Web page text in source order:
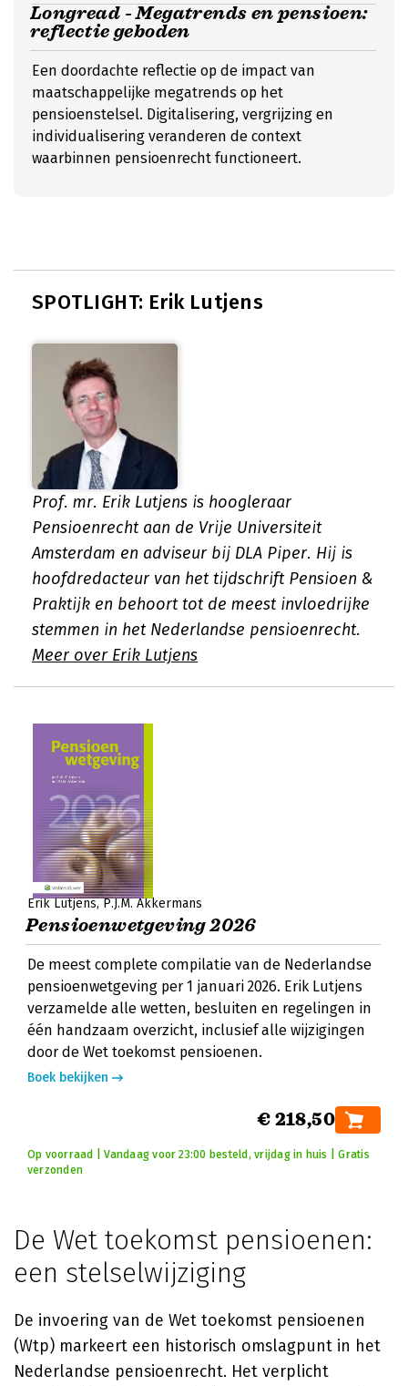
Longread - Megatrends en pensioen:
reflectie geboden
Een doordachte reflectie op de impact van
maatschappelijke megatrends op het
pensioenstelsel. Digitalisering, vergrijzing en
individualisering veranderen de context
waarbinnen pensioenrecht functioneert.
SPOTLIGHT: Erik Lutjens
Prof. mr. Erik Lutjens is hoogleraar
Pensioenrecht aan de Vrije Universiteit
Amsterdam en adviseur bij DLA Piper. Hij is
hoofdredacteur van het tijdschrift Pensioen &
Praktijk en behoort tot de meest invloedrijke
stemmen in het Nederlandse pensioenrecht.
Meer over Erik Lutjens
Erik Lutjens P.J.M. Akkermans
Pensioenwetgeving 2026
De meest complete compilatie van de Nederlandse
pensioenwetgeving per 1 januari 2026. Erik Lutjens
verzamelde alle wetten, besluiten en regelingen in
één handzaam overzicht, inclusief alle wijzigingen
door de Wet toekomst pensioenen.
Boek bekijken
€ 218,50
Op voorraad | Vandaag voor 23:00 besteld, vrijdag in huis | Gratis
verzonden
De Wet toekomst pensioenen:
een stelselwijziging
De invoering van de Wet toekomst pensioenen
(Wtp) markeert een historisch omslagpunt in het
Nederlandse pensioenrecht. Het verplicht